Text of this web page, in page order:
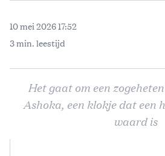
10 mei 2026 17:52
3 min. leestijd
Het gaat om een
Ashoka, een klokje dat een
waard is